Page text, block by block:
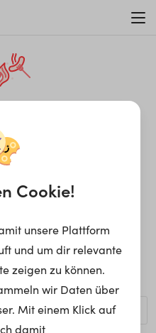
Seite nicht
nicht gefunden werden.
Begriff suchen?
Cookie!
unsere Plattform
und um dir relevante
zeigen zu können.
wir Daten über
Mit einem Klick auf
damit